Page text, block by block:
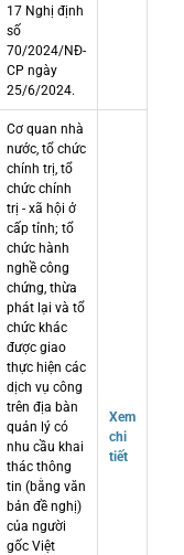
17 Nghị định
số
70/2024/NĐ-
CP ngày
25/6/2024.
Cơ quan nhà
nước, tổ chức
chính trị, tổ
chức chính
trị - xã hội ở
cấp tỉnh; tổ
chức hành
nghề công
chứng, thừa
phát lại và tổ
chức khác
được giao
thực hiện các
dịch vụ công
trên địa bàn
quản lý có
nhu cầu khai
thác thông
tin (bằng văn
bản đề nghị)
của người
gốc Việt
Xem
chi
tiết